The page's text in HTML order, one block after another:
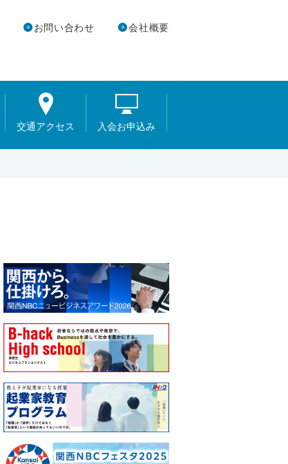
交通アクセス 入会お申込み
お問い合わせ 会社概要